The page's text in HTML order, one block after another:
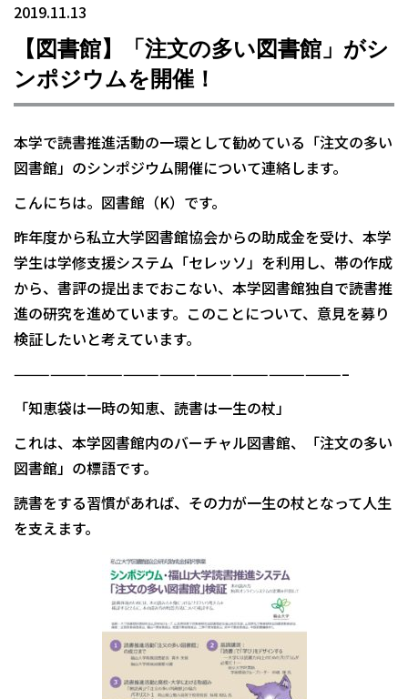
2019.11.13
【図書館】「注文の多い図書館」がシ
ンポジウムを開催！
本学で読書推進活動の一環として勧めている「注文の多い
図書館」のシンポジウム開催について連絡します。
こんにちは。図書館（K）です。
昨年度から私立大学図書館協会からの助成金を受け、本学
学生は学修支援システム「セレッソ」を利用し、帯の作成
から、書評の提出までおこない、本学図書館独自で読書推
進の研究を進めています。このことについて、意見を募り
検証したいと考えています。
———————————————————————————–
「知恵袋は一時の知恵、読書は一生の杖」
これは、本学図書館内のバーチャル図書館、「注文の多い
図書館」の標語です。
読書をする習慣があれば、その力が一生の杖となって人生
を支えます。